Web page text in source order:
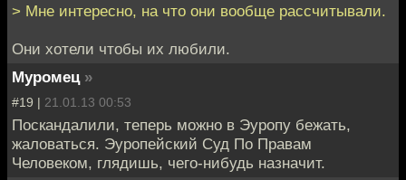
> Мне интересно, на что они вообще рассчитывали.
Они хотели чтобы их любили.
Муромец »
#19 | 21.01.13 00:53
Поскандалили, теперь можно в Эуропу бежать,
жаловаться. Эуропейский Суд По Правам
Человеком, глядишь, чего-нибудь назначит.